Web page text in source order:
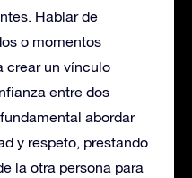
Hablar de
o momentos
crear un vínculo
entre dos
abordar
y respeto, prestando
la otra persona para